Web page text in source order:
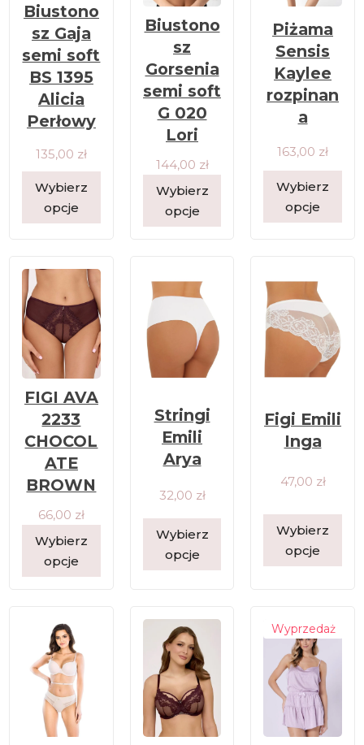
Biustono
sz Gaja
semi soft
BS 1395
Alicia
Perłowy
135,00 zł
Wybierz
opcje
Biustono
sz
Gorsenia
semi soft
G 020
Lori
144,00 zł
Wybierz
opcje
Piżama
Sensis
Kaylee
rozpinan
a
163,00 zł
Wybierz
opcje
FIGI AVA
2233
CHOCOL
ATE
BROWN
66,00 zł
Wybierz
opcje
Stringi
Emili
Arya
32,00 zł
Wybierz
opcje
Figi Emili
Inga
47,00 zł
Wybierz
opcje
Wyprzedaż